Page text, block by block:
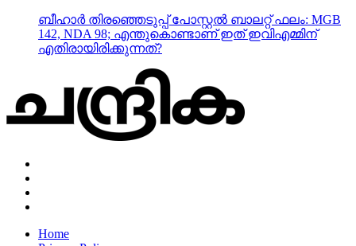
ബീഹാർ തിരഞ്ഞെടുപ്പ് പോസ്റ്റൽ ബാലറ്റ് ഫലം: MGB
142, NDA 98; എന്തുകൊണ്ടാണ് ഇത് ഇവിഎമ്മിന്
എതിരായിരിക്കുന്നത്?
Home